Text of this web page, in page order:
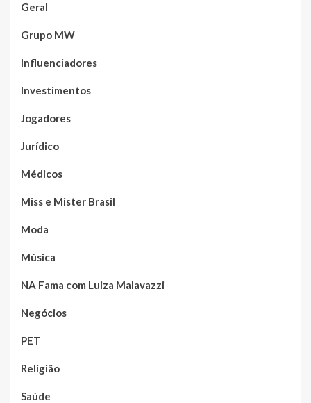
Geral
Grupo MW
Influenciadores
Investimentos
Jogadores
Jurídico
Médicos
Miss e Mister Brasil
Moda
Música
NA Fama com Luiza Malavazzi
Negócios
PET
Religião
Saúde